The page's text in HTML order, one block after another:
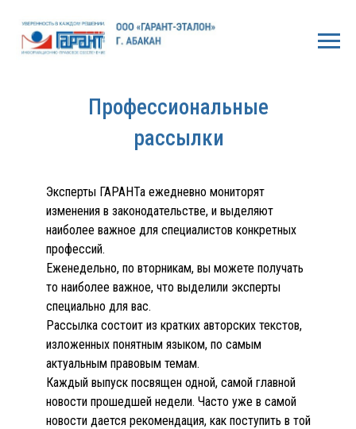
Профессиональные
рассылки
Эксперты ГАРАНТа ежедневно мониторят
изменения в законодательстве, и выделяют
наиболее важное для специалистов конкретных
профессий.
Еженедельно, по вторникам, вы можете получать
то наиболее важное, что выделили эксперты
специально для вас.
Рассылка состоит из кратких авторских текстов,
изложенных понятным языком, по самым
актуальным правовым темам.
Каждый выпуск посвящен одной, самой главной
новости прошедшей недели. Часто уже в самой
новости дается рекомендация, как поступить в той